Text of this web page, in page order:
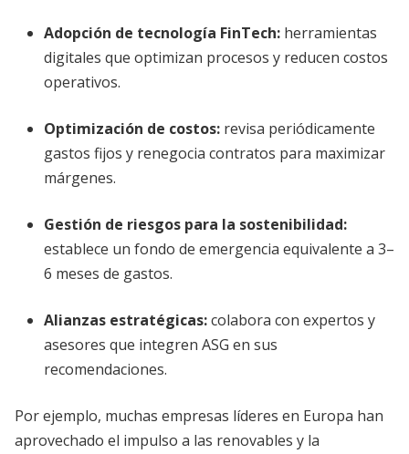
Adopción de tecnología FinTech: herramientas
digitales que optimizan procesos y reducen costos
operativos.
Optimización de costos: revisa periódicamente
gastos fijos y renegocia contratos para maximizar
márgenes.
Gestión de riesgos para la sostenibilidad:
establece un fondo de emergencia equivalente a 3–
6 meses de gastos.
Alianzas estratégicas:colabora con expertos y
asesores que integren ASG en sus
recomendaciones.
Por ejemplo, muchas empresas líderes en Europa han
aprovechado el impulso a las renovables y la